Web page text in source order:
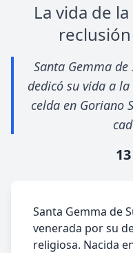
La vida de
Santa Gemma de
dedicó su vida a
celda en Goriano
Santa Gemma de
venerada por su
religiosa. Nacida